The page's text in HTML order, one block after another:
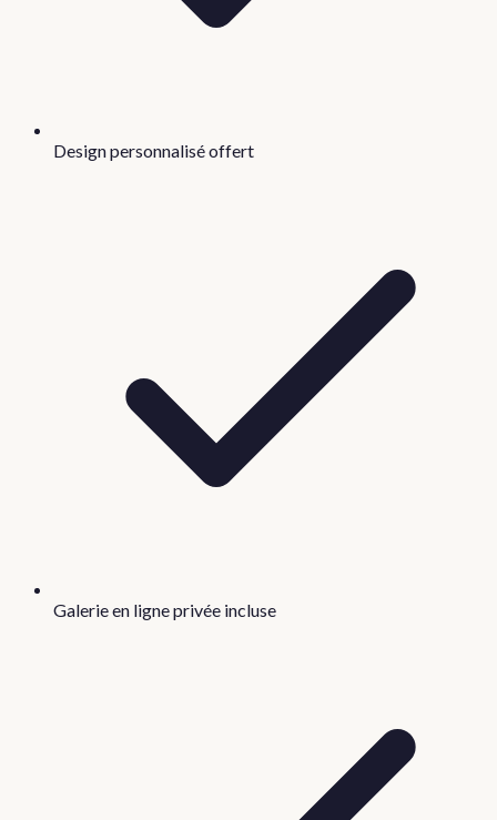
Design personnalisé offert
Galerie en ligne privée incluse